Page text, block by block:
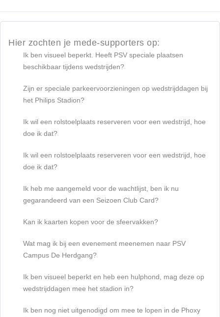
Hier zochten je mede-supporters op:
Ik ben visueel beperkt. Heeft PSV speciale plaatsen
beschikbaar tijdens wedstrijden?
Zijn er speciale parkeervoorzieningen op wedstrijddagen bij
het Philips Stadion?
Ik wil een rolstoelplaats reserveren voor een wedstrijd, hoe
doe ik dat?
Ik wil een rolstoelplaats reserveren voor een wedstrijd, hoe
doe ik dat?
Ik heb me aangemeld voor de wachtlijst, ben ik nu
gegarandeerd van een Seizoen Club Card?
Kan ik kaarten kopen voor de sfeervakken?
Wat mag ik bij een evenement meenemen naar PSV
Campus De Herdgang?
Ik ben visueel beperkt en heb een hulphond, mag deze op
wedstrijddagen mee het stadion in?
Ik ben nog niet uitgenodigd om mee te lopen in de Phoxy